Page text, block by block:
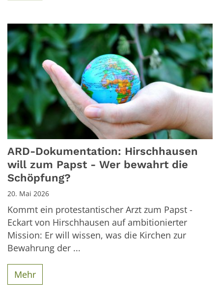
ARD-Dokumentation: Hirschhausen
will zum Papst - Wer bewahrt die
Schöpfung?
20. Mai 2026
Kommt ein protestantischer Arzt zum Papst -
Eckart von Hirschhausen auf ambitionierter
Mission: Er will wissen, was die Kirchen zur
Bewahrung der ...
Mehr